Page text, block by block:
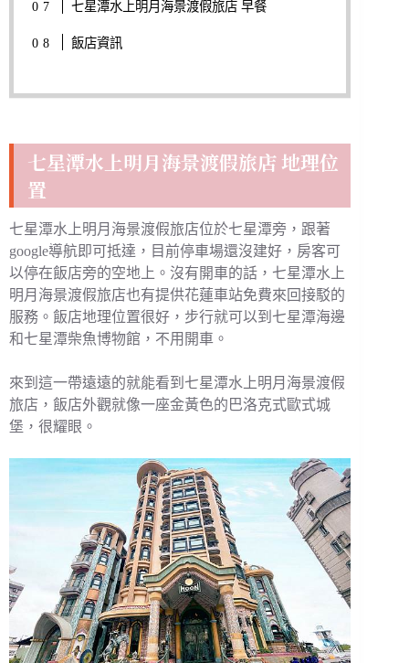
七星潭水上明月海景渡假旅店 早餐
飯店資訊
七星潭水上明月海景渡假旅店 地理位
置
七星潭水上明月海景渡假旅店位於七星潭旁，跟著
google導航即可抵達，目前停車場還沒建好，房客可
以停在飯店旁的空地上。沒有開車的話，七星潭水上
明月海景渡假旅店也有提供花蓮車站免費來回接駁的
服務。飯店地理位置很好，步行就可以到七星潭海邊
和七星潭柴魚博物館，不用開車。
來到這一帶遠遠的就能看到七星潭水上明月海景渡假
旅店，飯店外觀就像一座金黃色的巴洛克式歐式城
堡，很耀眼。